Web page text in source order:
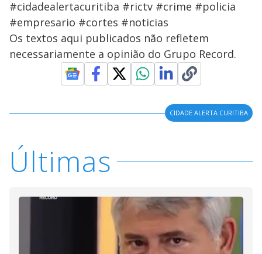
#cidadealertacuritiba #rictv #crime #policia
#empresario #cortes #noticias
Os textos aqui publicados não refletem
necessariamente a opinião do Grupo Record.
CIDADE ALERTA CURITIBA
Últimas